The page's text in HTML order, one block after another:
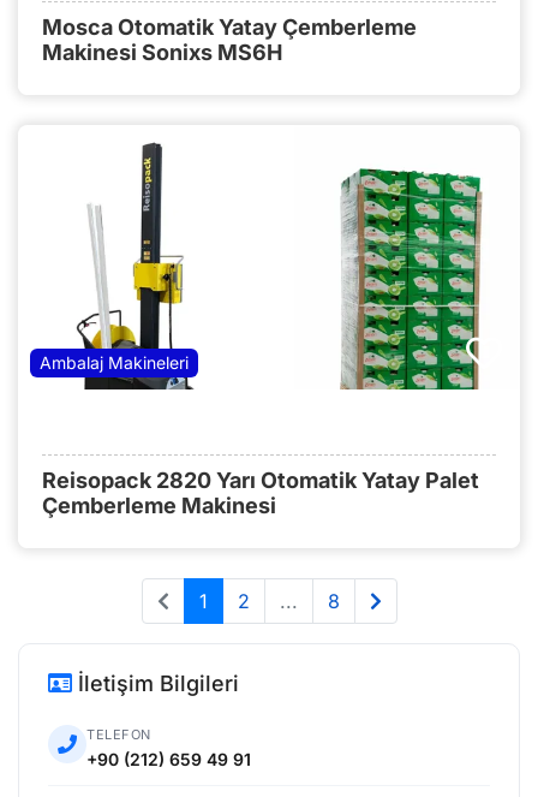
Mosca Otomatik Yatay Çemberleme
Makinesi Sonixs MS6H
Ambalaj Makineleri
Reisopack 2820 Yarı Otomatik Yatay Palet
Çemberleme Makinesi
1 2 ... 8
İletişim Bilgileri
TELEFON
+90 (212) 659 49 91